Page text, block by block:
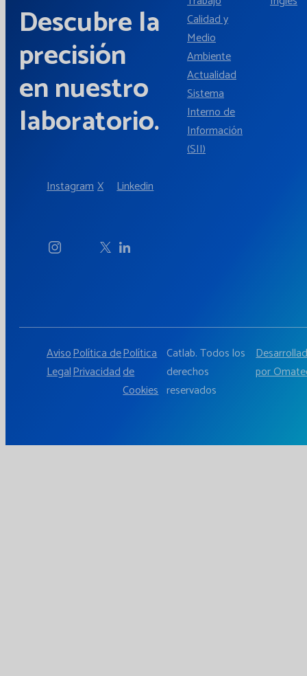
Descubre la
precisión
en nuestro
laboratorio.
InstagramX Linkedin
Calidad y
Medio
Ambiente
Actualidad
Sistema
Interno de
Información
(SII)
Aviso
Legal
Política de
Privacidad
Política
de
Cookies
Catlab. Todos los
derechos
reservados
por